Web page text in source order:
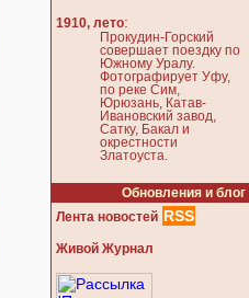
1910, лето:
Прокудин-Горский
совершает поездку по
Южному Уралу.
Фотографирует Уфу,
по реке Сим,
Юрюзань, Катав-
Ивановский завод,
Сатку, Бакал и
окрестности
Златоуста.
Обновления и блог
Лента новостей RSS
Живой Журнал